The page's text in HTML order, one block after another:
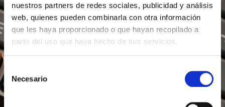
nuestros partners de redes sociales, publicidad y análisis
web, quienes pueden combinarla con otra información
que les haya proporcionado o que hayan recopilado a
partir del uso que haya hecho de sus servicios.
de
consentimiento
Necesario